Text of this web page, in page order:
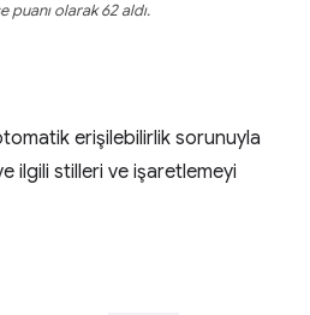
puanı olarak 62 aldı.
erişilebilirlik sorunuyla
ilgili stilleri ve işaretlemeyi